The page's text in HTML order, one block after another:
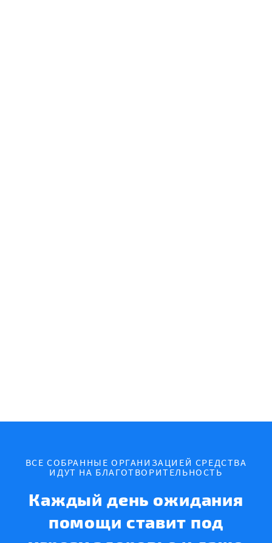
ВСЕ СОБРАННЫЕ ОРГАНИЗАЦИЕЙ СРЕДСТВА
ИДУТ НА БЛАГОТВОРИТЕЛЬНОСТЬ
Каждый день ожидания
помощи ставит под